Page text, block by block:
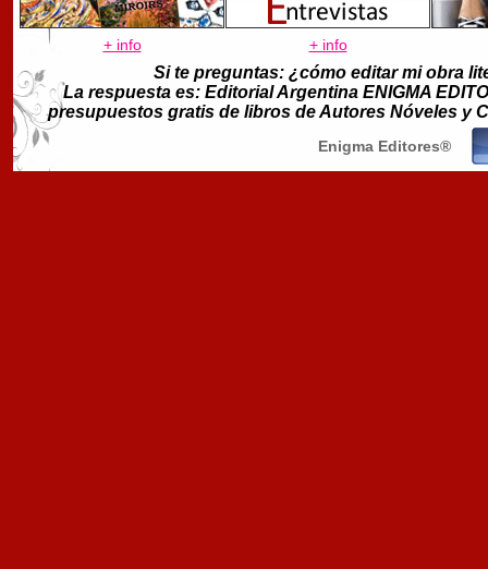
+ info + info
Si te preguntas: ¿cómo editar mi obra
La respuesta es: Editorial Argentina ENIGMA
presupuestos gratis de libros de Autores Nóveles y
Enigma Editores®